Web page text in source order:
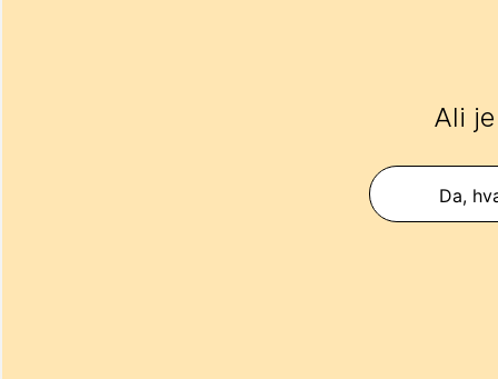
Ali
Da,